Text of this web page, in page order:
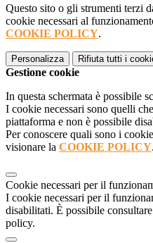
Questo sito o gli strumenti terzi
cookie necessari al
COOKIE POLICY.
Personalizza Rifiuta tutti i
Gestione cookie
In questa schermata è possibile
I cookie necessari sono quelli
piattaforma e non è possibile
Per conoscere quali sono i
visionare la COOKIE POLICY.
Cookie necessari per il
I cookie necessari per il
disabilitati. È possibile
policy.